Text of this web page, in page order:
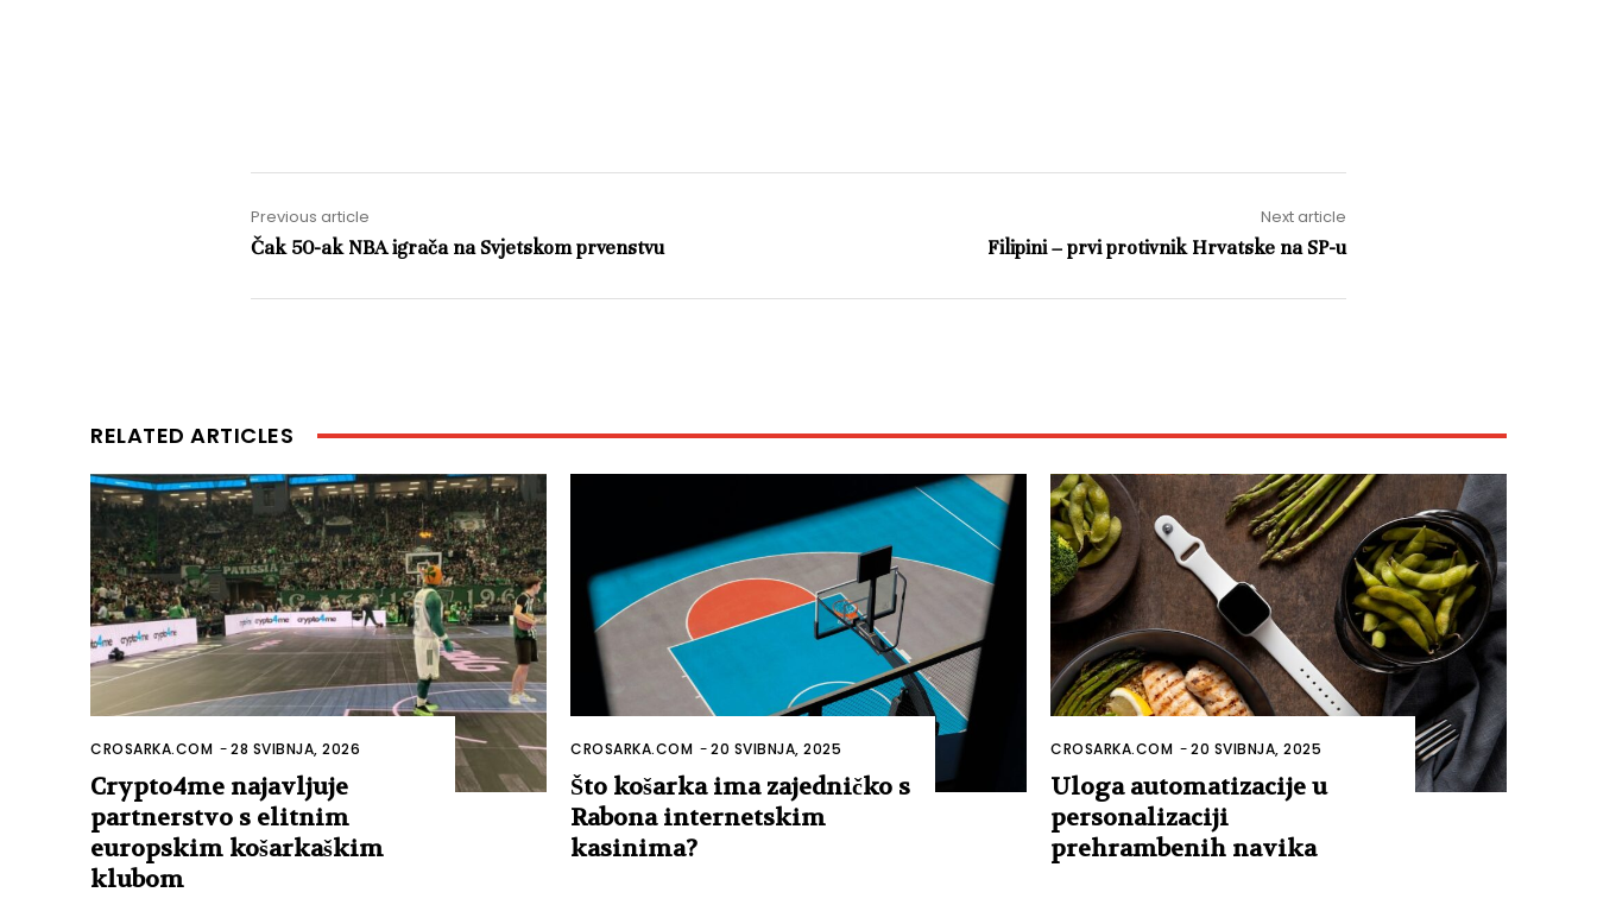
Previous article
Čak 50-ak NBA igrača na Svjetskom prvenstvu
Next article
Filipini – prvi protivnik Hrvatske na SP-u
RELATED ARTICLES
CROSARKA.COM -28 SVIBNJA, 2026
Crypto4me najavljuje
partnerstvo s elitnim
europskim košarkaškim
klubom
CROSARKA.COM -20 SVIBNJA, 2025
Što košarka ima zajedničko s
Rabona internetskim
kasinima?
CROSARKA.COM -20 SVIBNJA, 2025
Uloga automatizacije u
personalizaciji
prehrambenih navika